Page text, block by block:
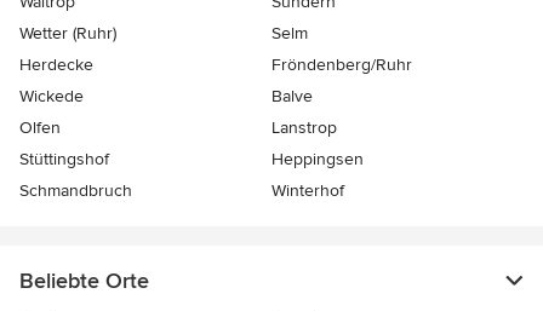
Wetter (Ruhr)
Selm
Herdecke
Fröndenberg/Ruhr
Wickede
Balve
Olfen
Lanstrop
Stüttingshof
Heppingsen
Schmandbruch
Winterhof
Beliebte Orte